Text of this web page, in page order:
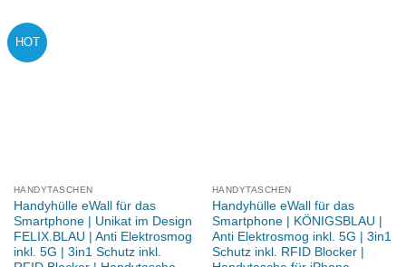
HOT
HANDYTASCHEN
Handyhülle eWall für das
Smartphone | Unikat im Design
FELIX.BLAU | Anti Elektrosmog
inkl. 5G | 3in1 Schutz inkl.
HANDYTASCHEN
Handyhülle eWall für das
Smartphone | KÖNIGSBLAU |
Anti Elektrosmog inkl. 5G | 3in1
Schutz inkl. RFID Blocker |